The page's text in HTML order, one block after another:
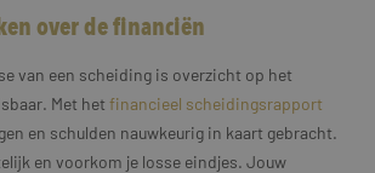
over de financiën
van een scheiding is overzicht op het
Met het financieel scheidingsrapport
en schulden nauwkeurig in kaart gebracht.
en voorkom je losse eindjes. Jouw